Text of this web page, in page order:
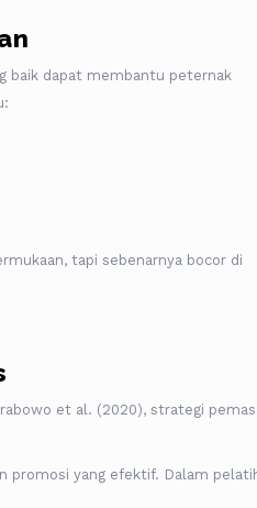
baik dapat membantu peternak
tapi sebenarnya bocor di
et al. (2020), strategi
promosi yang efektif. Dalam